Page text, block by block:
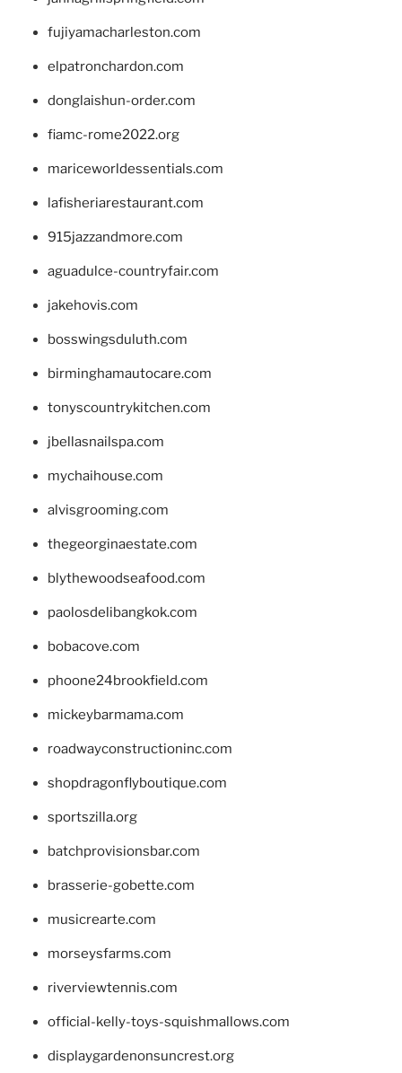
fujiyamacharleston.com
elpatronchardon.com
donglaishun-order.com
fiamc-rome2022.org
mariceworldessentials.com
lafisheriarestaurant.com
915jazzandmore.com
aguadulce-countryfair.com
jakehovis.com
bosswingsduluth.com
birminghamautocare.com
tonyscountrykitchen.com
jbellasnailspa.com
mychaihouse.com
alvisgrooming.com
thegeorginaestate.com
blythewoodseafood.com
paolosdelibangkok.com
bobacove.com
phoone24brookfield.com
mickeybarmama.com
roadwayconstructioninc.com
shopdragonflyboutique.com
sportszilla.org
batchprovisionsbar.com
brasserie-gobette.com
musicrearte.com
morseysfarms.com
riverviewtennis.com
official-kelly-toys-squishmallows.com
displaygardenonsuncrest.org